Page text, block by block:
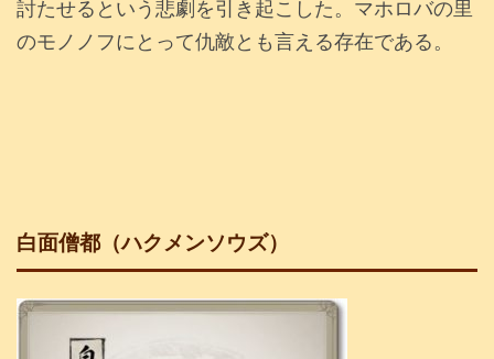
討たせるという悲劇を引き起こした。マホロバの里
のモノノフにとって仇敵とも言える存在である。
白面僧都（ハクメンソウズ）